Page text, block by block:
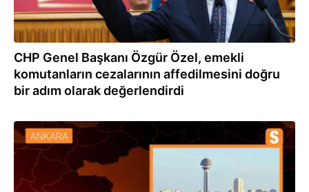
CHP Genel Başkanı Özgür Özel, emekli
komutanların cezalarının affedilmesini doğru
bir adım olarak değerlendirdi
17.05.2024